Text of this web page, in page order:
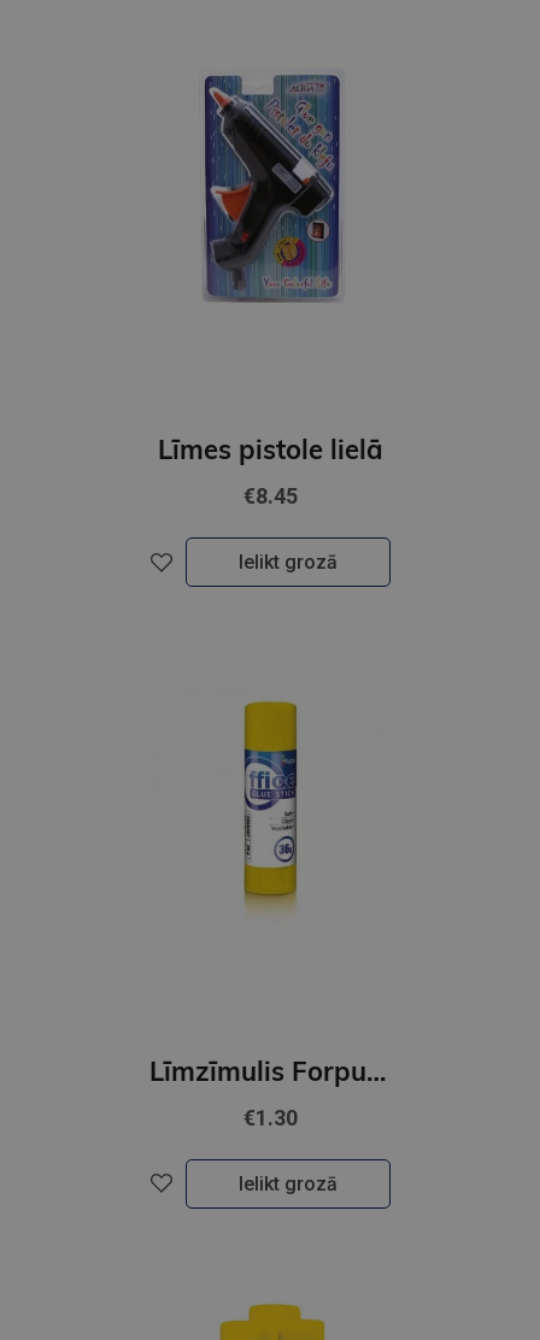
Līmes pistole lielā
€8.45
Ielikt grozā
Līmzīmulis Forpus 36 g GNP
€1.30
Ielikt grozā